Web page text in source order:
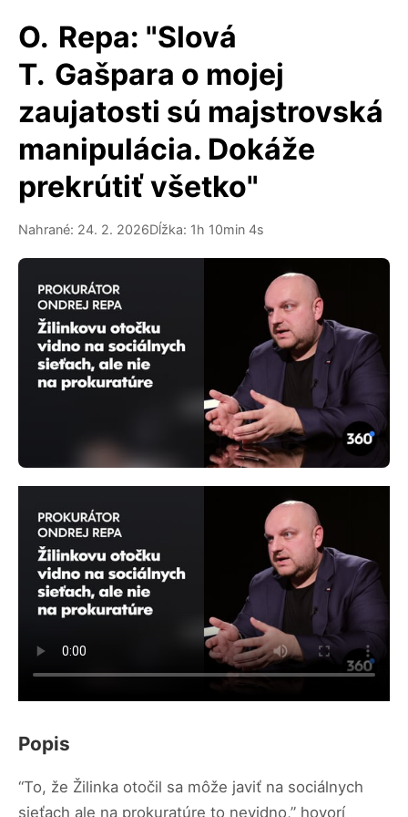
O. Repa: "Slová
T. Gašpara o mojej
zaujatosti sú majstrovská
manipulácia. Dokáže
prekrútiť všetko"
Nahrané: 24. 2. 2026Dĺžka: 1h 10min 4s
Popis
“To, že Žilinka otočil sa môže javiť na sociálnych
sieťach ale na prokuratúre to nevidno,” hovorí